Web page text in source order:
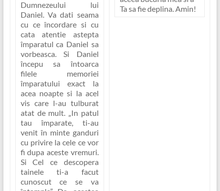
Dumnezeului lui
Daniel. Va dati seama
cu ce încordare si cu
cata atentie astepta
împaratul ca Daniel sa
vorbeasca. Si Daniel
începu sa întoarca
filele memoriei
împaratului exact la
acea noapte si la acel
vis care l-au tulburat
atat de mult. „In patul
tau împarate, ti-au
venit în minte ganduri
cu privire la cele ce vor
fi dupa aceste vremuri.
Si Cel ce descopera
tainele ti-a facut
cunoscut ce se va
Ta sa fie deplina. Amin!